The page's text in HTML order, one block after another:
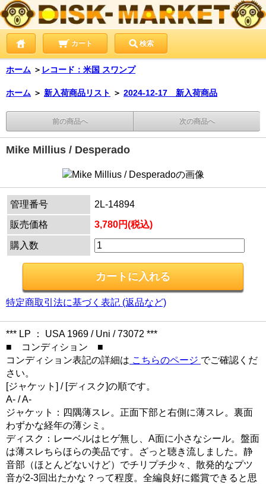
カート 検索
ホーム ＞ レコード：米国 スワンプ
ホーム ＞ 新入荷商品リスト ＞ 2024-12-17 新入荷商品
前の商品へ 次の商品へ
Mike Millius / Desperado
管理番号
2L-14894
販売価格
3,780円(税込)
購入数
特定商取引法に基づく表記 (返品など)
*** LP ： USA 1969 / Uni / 73072 ***
■ コンディション ■
コンディション表記の詳細は こちらのページ でご確認くだ
さい。
[ジャケット] / [ディスク]の順です。
A- / A-
ジャケット：四隅薄スレ。正面下部と右側に薄スレ。裏面
わずかな経年の薄シミ。
ディスク：レーベルはヒゲ無し、A面に小さなシール。盤面
は薄スレちらほらの美品です。ざっと聴き流しました。静
音部（ほとんどないけど）でチリプチ少々、散発的なプツ
音が2-3回出たかな？って程度。全編良好に鑑賞できると思